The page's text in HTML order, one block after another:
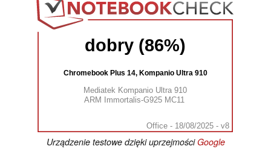
dobry (86%)
Chromebook Plus 14, Kompanio Ultra 910
Mediatek Kompanio Ultra 910
ARM Immortalis-G925 MC11
Office - 18/08/2025 - v8
Urządzenie testowe dzięki uprzejmości Google